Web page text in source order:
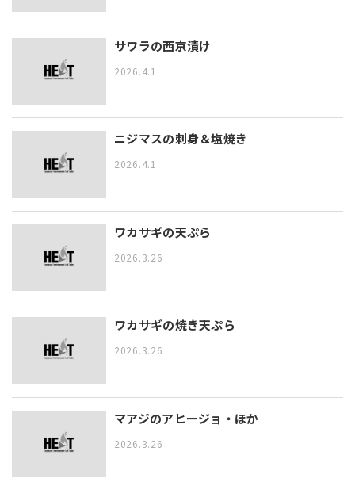
サワラの西京漬け
2026.4.1
ニジマスの刺身＆塩焼き
2026.4.1
ワカサギの天ぷら
2026.3.26
ワカサギの焼き天ぷら
2026.3.26
マアジのアヒージョ・ほか
2026.3.26